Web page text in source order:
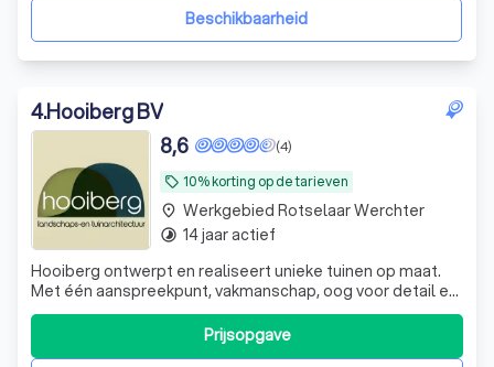
Beschikbaarheid
4.Hooiberg BV
local_offer 10% korting op de tarieven
(4)
8,6
Hooiberg ontwerpt en realiseert unieke tuinen op maat.
Met één aanspreekpunt, vakmanschap, oog voor detail en
duurzame oplossingen creëren we buitenruimtes om
jarenlang van te genieten.Prijsopgave
place Werkgebied Rotselaar Werchter
timelapse 14 jaar actief